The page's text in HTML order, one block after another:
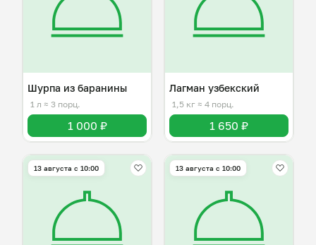
Шурпа из баранины
1 л ≈ 3 порц.
1 000 ₽
Лагман узбекский
1,5 кг ≈ 4 порц.
1 650 ₽
13 августа с 10:00 13 августа с 10:00